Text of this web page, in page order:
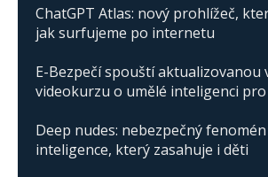
ChatGPT Atlas: nový prohlížeč,
jak surfujeme po internetu
E-Bezpečí spouští aktualizovanou
videokurzu o umělé inteligenci
Deep nudes: nebezpečný
inteligence, který zasahuje i děti